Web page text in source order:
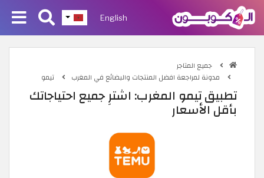
English
جميع المتاجر
مدونة لمراجعة افضل المنتجات والبضائع في المغرب
تيمو
تطبيق تيمو المغرب: اشترِ جميع احتياجاتك
بأقل الأسعار